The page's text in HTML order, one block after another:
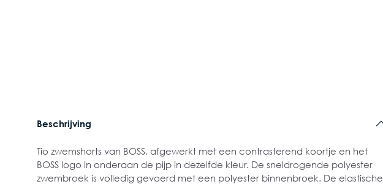
Beschrijving
Tio zwemshorts van BOSS, afgewerkt met een contrasterend koortje en het
BOSS logo in onderaan de pijp in dezelfde kleur. De sneldrogende polyester
zwembroek is volledig gevoerd met een polyester binnenbroek. De elastische